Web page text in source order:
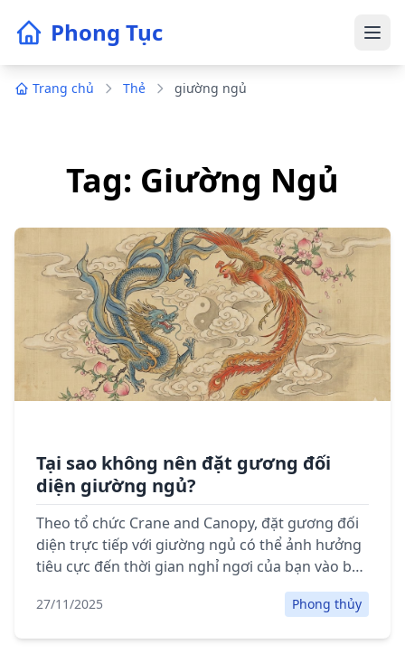
Phong Tục
Trang chủ Thẻ giường ngủ
Tag: Giường Ngủ
Tại sao không nên đặt gương đối
diện giường ngủ?
Theo tổ chức Crane and Canopy, đặt gương đối
diện trực tiếp với giường ngủ có thể ảnh hưởng
tiêu cực đến thời gian nghỉ ngơi của bạn vào ban
27/11/2025 Phong thủy